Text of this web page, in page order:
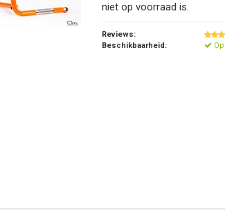
niet op voorraad is.
Reviews:
Beschikbaarheid: